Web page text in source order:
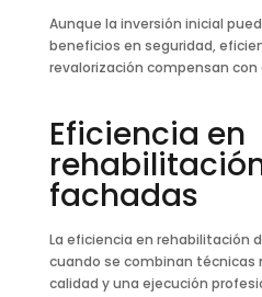
Aunque la inversión inicial
beneficios en seguridad,
revalorización compensan
Eficiencia en
fachadas
La eficiencia en rehabilitación
cuando se combinan técnicas
calidad y una ejecución